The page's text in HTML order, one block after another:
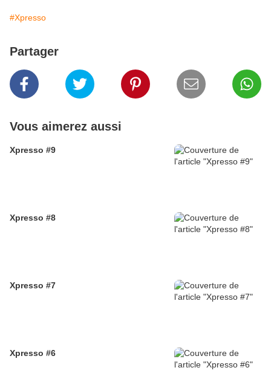
#Xpresso
Partager
Vous aimerez aussi
Xpresso #9
Xpresso #8
Xpresso #7
Xpresso #6